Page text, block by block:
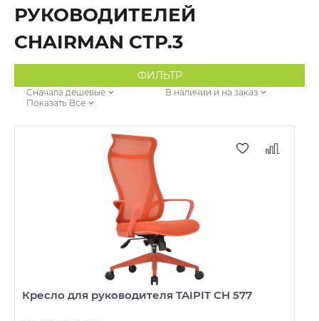
РУКОВОДИТЕЛЕЙ
CHAIRMAN СТР.3
ФИЛЬТР
Сначала дешевые
В наличии и на заказ
Показать Все
Кресло для руководителя TAIPIT CH 577